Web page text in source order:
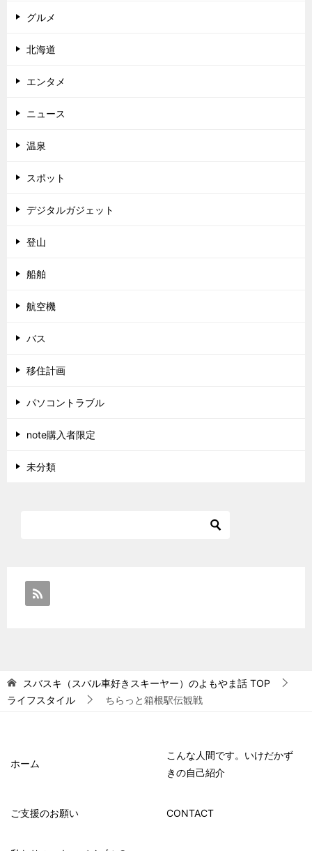
グルメ
北海道
エンタメ
ニュース
温泉
スポット
デジタルガジェット
登山
船舶
航空機
バス
移住計画
パソコントラブル
note購入者限定
未分類
スバスキ（スバル車好きスキーヤー）のよもやま話 TOP
ライフスタイル
ちらっと箱根駅伝観戦
ホーム
こんな人間です。いけだかず
きの自己紹介
ご支援のお願い CONTACT